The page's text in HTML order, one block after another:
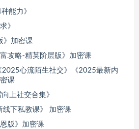
能力》
》
》加密课
攻略-精英阶层版》加密课
2025心流陌生社交》《2025最新内
课
上社交合集》
线下私教课》 加密课
版》加密课